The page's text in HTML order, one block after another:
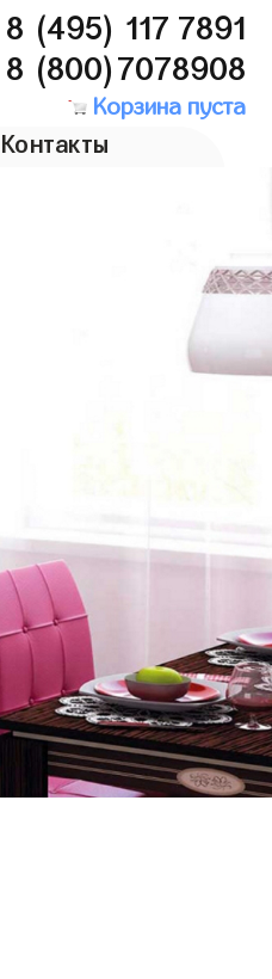
8 (495) 117 7891
8 (800)7078908
Корзина пуста
Контакты